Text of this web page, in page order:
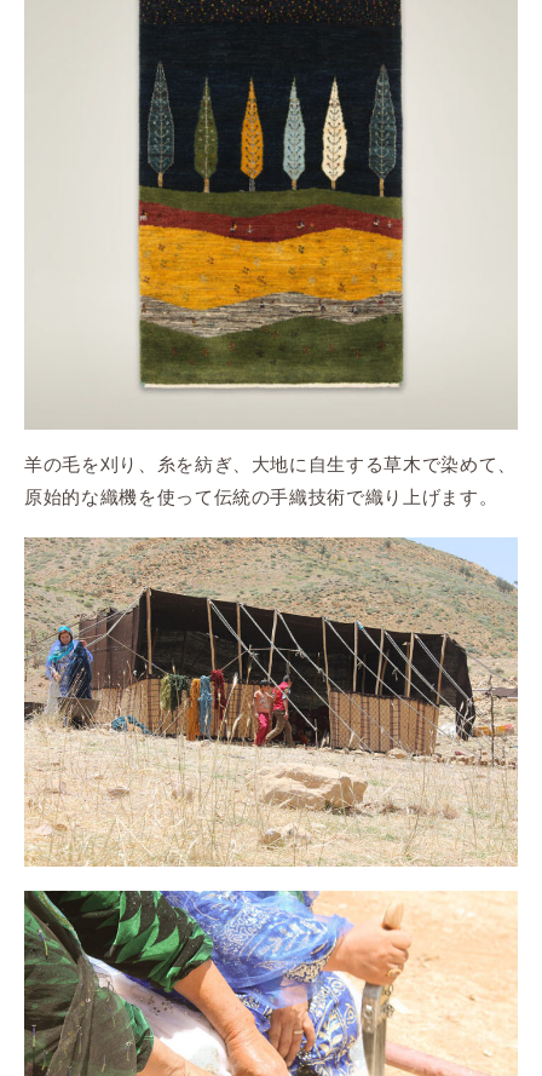
羊の毛を刈り、糸を紡ぎ、大地に自生する草木で染めて、
原始的な織機を使って伝統の手織技術で織り上げます。